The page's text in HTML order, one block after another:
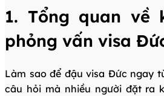
1. Tổng quan về
phỏng vấn visa
Làm sao để đậu visa Đức ngay
câu hỏi mà nhiều người đặt ra